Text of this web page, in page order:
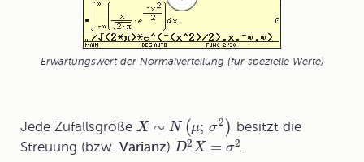
Erwartungswert der Normalverteilung (für spezielle Werte)
Jede Zufallsgröße X ∼ N (μ; σ2 ) besitzt die
Streuung (bzw. Varianz) D2X = σ2.